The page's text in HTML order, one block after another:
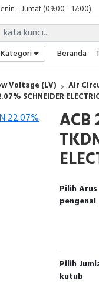
- Jumat (09:00 - 17:00)
- Jumat (09:00 - 17:00)
- Jumat (08:00 - 17:00)
- Jumat (09:00 - 17:00)
- Jumat (09:00 - 17:00)
Kategori Beranda
Voltage (LV) Air
SCHNEIDER
ACB
Pilih Arus
pengenal
Pilih
kutub